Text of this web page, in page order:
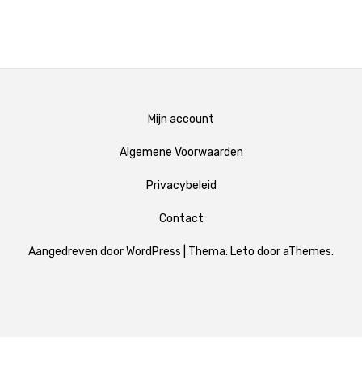
Mijn account
Algemene Voorwaarden
Privacybeleid
Contact
Aangedreven door WordPress Thema: Leto door aThemes.